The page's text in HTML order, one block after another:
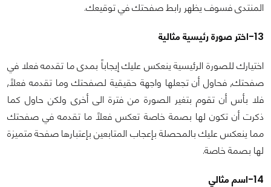
المنتدى فسوف يظهر رابط صفحتك في توقيعك.
13-اختر صورة رئيسية مثالية
اختيارك للصورة الرئيسية ينعكس عليك إيجاباً بمدى ما تقدمه فعلا في
صفحتك, فحاول أن تجعلها واجهة حقيقية لصفحتك وما تقدمه فعلاً,
فلا بأس أن تقوم بتغير الصورة من فترة الى أخرى ولكن حاول كما
ذكرت أن تكون لها بصمة خاصة تعكس فعلاً ما تقدمه في صفحتك
مما ينعكس عليك بالمحصلة بإعجاب المتابعين بإعتبارها صفحة متميزة
لها بصمة خاصة.
14-اسم مثالي